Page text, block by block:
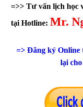
=>> Tư vấn lịch học
tại Hotline: Mr.
=> Đăng ký Online
lại